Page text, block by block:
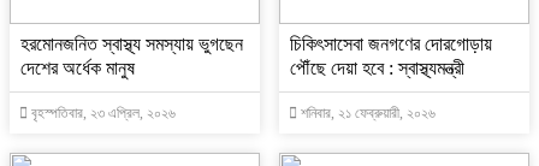
হরমোনজনিত স্বাস্থ্য সমস্যায় ভুগছেন
দেশের অর্ধেক মানুষ
বৃহস্পতিবার, ২৩ এপ্রিল, ২০২৬
চিকিৎসাসেবা জনগণের দোরগোড়ায়
পৌঁছে দেয়া হবে : স্বাস্থ্যমন্ত্রী
শনিবার, ২১ ফেব্রুয়ারী, ২০২৬